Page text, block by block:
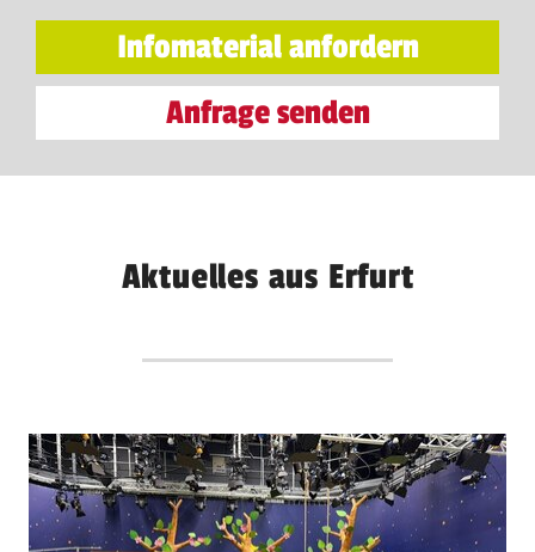
Infomaterial anfordern
Anfrage senden
Aktuelles aus Erfurt